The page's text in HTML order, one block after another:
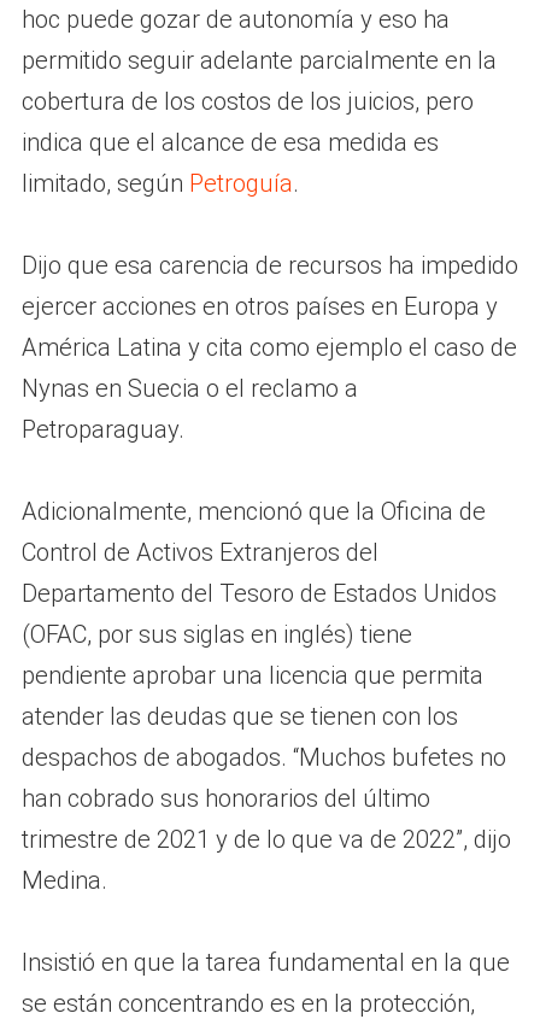
hoc puede gozar de autonomía y eso ha
permitido seguir adelante parcialmente en la
cobertura de los costos de los juicios, pero
indica que el alcance de esa medida es
limitado, según Petroguía.
Dijo que esa carencia de recursos ha impedido
ejercer acciones en otros países en Europa y
América Latina y cita como ejemplo el caso de
Nynas en Suecia o el reclamo a
Petroparaguay.
Adicionalmente, mencionó que la Oficina de
Control de Activos Extranjeros del
Departamento del Tesoro de Estados Unidos
(OFAC, por sus siglas en inglés) tiene
pendiente aprobar una licencia que permita
atender las deudas que se tienen con los
despachos de abogados. “Muchos bufetes no
han cobrado sus honorarios del último
trimestre de 2021 y de lo que va de 2022”, dijo
Medina.
Insistió en que la tarea fundamental en la que
se están concentrando es en la protección,